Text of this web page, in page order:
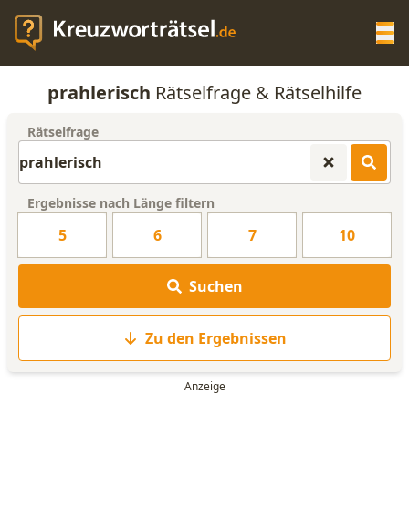
KREUZWORTRÄTSEL-HILFE
WORTLISTE
prahlerisch Rätselfrage & Rätselhilfe
Rätselfrage
Ergebnisse nach Länge filtern
5 6 7 10
Suchen
Zu den Ergebnissen